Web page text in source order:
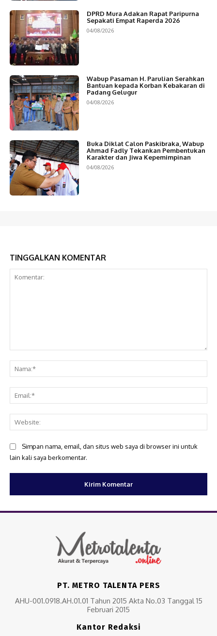
DPRD Mura Adakan Rapat Paripurna
Sepakati Empat Raperda 2026
04/08/2026
Wabup Pasaman H. Parulian Serahkan
Bantuan kepada Korban Kebakaran di
Padang Gelugur
04/08/2026
Buka Diklat Calon Paskibraka, Wabup
Ahmad Fadly Tekankan Pembentukan
Karakter dan Jiwa Kepemimpinan
04/08/2026
TINGGALKAN KOMENTAR
Simpan nama, email, dan situs web saya di browser ini untuk
lain kali saya berkomentar.
PT. METRO TALENTA PERS
AHU-001.0918.AH.01.01 Tahun 2015 Akta No.03 Tanggal 15
Februari 2015
Kantor Redaksi